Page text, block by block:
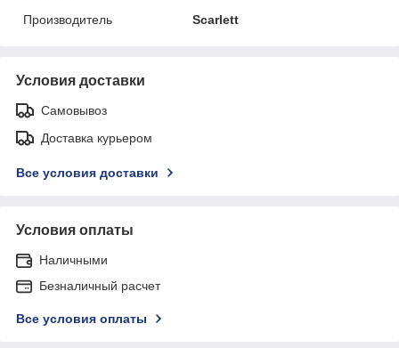
Производитель
Scarlett
Условия доставки
Самовывоз
Доставка курьером
Все условия доставки
Условия оплаты
Наличными
Безналичный расчет
Все условия оплаты